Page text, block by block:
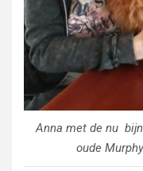
Anna met de nu
oude